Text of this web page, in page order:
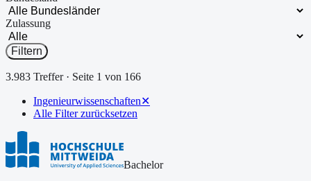
Zulassung
Filtern
3.983 Treffer · Seite 1 von 166
Ingenieurwissenschaften✕
Alle Filter zurücksetzen
Bachelor